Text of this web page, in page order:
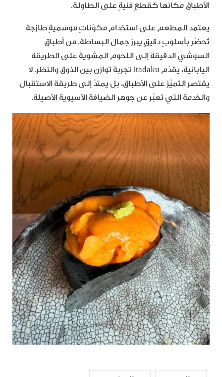
الأطباق مكانها كقطعٍ فنيةٍ على الطاولة.
يعتمد المطعم على استخدام مكوّناتٍ موسميةٍ طازجة
تُحضَّر بأسلوبٍ دقيقٍ يبرز جمال البساطة. من أطباق
السوشي الدقيقة إلى اللحوم المشوية على الطريقة
اليابانية، يقدّم Itadaku تجربة توازن بين الذوق والنظر. لا
يقتصر التميّز على الأطباق، بل يمتدّ إلى طريقة الاستقبال
والخدمة التي تعبّر عن جوهر الضيافة الآسيوية الأصيلة.